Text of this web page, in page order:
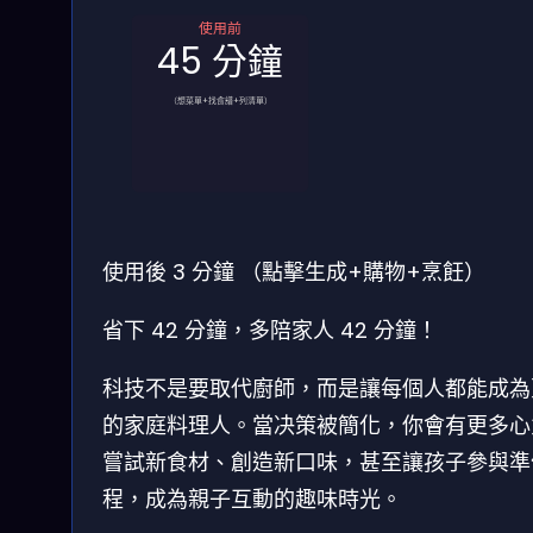
使用前
45 分鐘
（想菜單+找食譜+列清單）
使用後 3 分鐘
（點擊生成+購物+烹飪）
省下 42 分鐘，多陪家人 42 分鐘！
科技不是要取代廚師，而是讓每個人都能成
的家庭料理人。當决策被簡化，你會有更多
嘗試新食材、創造新口味，甚至讓孩子參與
程，成為親子互動的趣味時光。